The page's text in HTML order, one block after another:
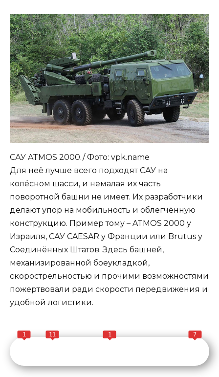
САУ ATMOS 2000./ Фото: vpk.name
Для неё лучше всего подходят САУ на
колёсном шасси, и немалая их часть
поворотной башни не имеет. Их разработчики
делают упор на мобильность и облегчённую
конструкцию. Пример тому – ATMOS 2000 у
Израиля, САУ CAESAR у Франции или Brutus у
Соединённых Штатов. Здесь башней,
механизированной боеукладкой,
скорострельностью и прочими возможностями
пожертвовали ради скорости передвижения и
удобной логистики.
1 11 1 7